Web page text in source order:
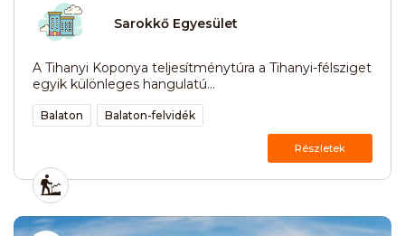
Sarokkő Egyesület
A Tihanyi Koponya teljesítménytúra a Tihanyi-félsziget
egyik különleges hangulatú...
Balaton Balaton-felvidék
Részletek